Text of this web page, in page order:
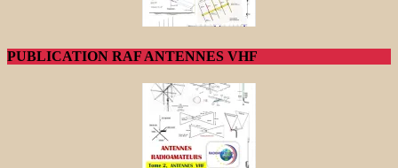
PUBLICATION RAF ANTENNES VHF